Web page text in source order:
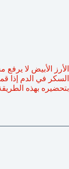
الأرز الأبيض لا
السكر في الدم إذا
بتحضيره بهذه